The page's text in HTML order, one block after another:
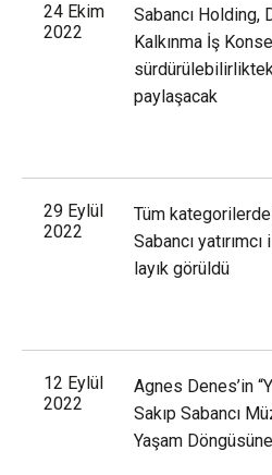
24 Ekim
2022
Sabancı Holding,
Kalkınma İş
paylaşacak
29 Eylül
2022
Tüm
Sabancı
layık görüldü
12 Eylül
2022
Agnes Denes’in
Sakıp Sabancı
Yaşam